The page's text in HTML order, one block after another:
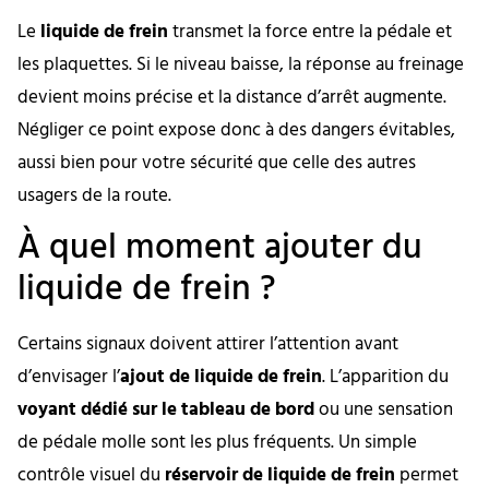
Le liquide de freintransmet la force entre la pédale et
les plaquettes. Si le niveau baisse, la réponse au freinage
devient moins précise et la distance d’arrêt augmente.
Négliger ce point expose donc à des dangers évitables,
aussi bien pour votre sécurité que celle des autres
usagers de la route.
À quel moment ajouter du
liquide de frein ?
Certains signaux doivent attirer l’attention avant
d’envisager l’ajout de liquide de frein. L’apparition du
voyant dédié sur le tableau de bordou une sensation
de pédale molle sont les plus fréquents. Un simple
contrôle visuel du réservoir de liquide de frein permet